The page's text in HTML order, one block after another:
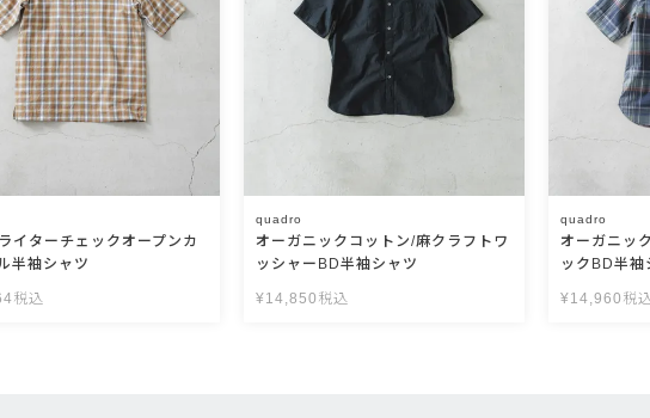
イターチェックオープンカ
半袖シャツ
税込
quadro
オーガニックコットン/麻クラフトワ
ッシャーBD半袖シャツ
¥14,850 税込
quadro
オーガニッ
ックBD半袖
¥14,960 税